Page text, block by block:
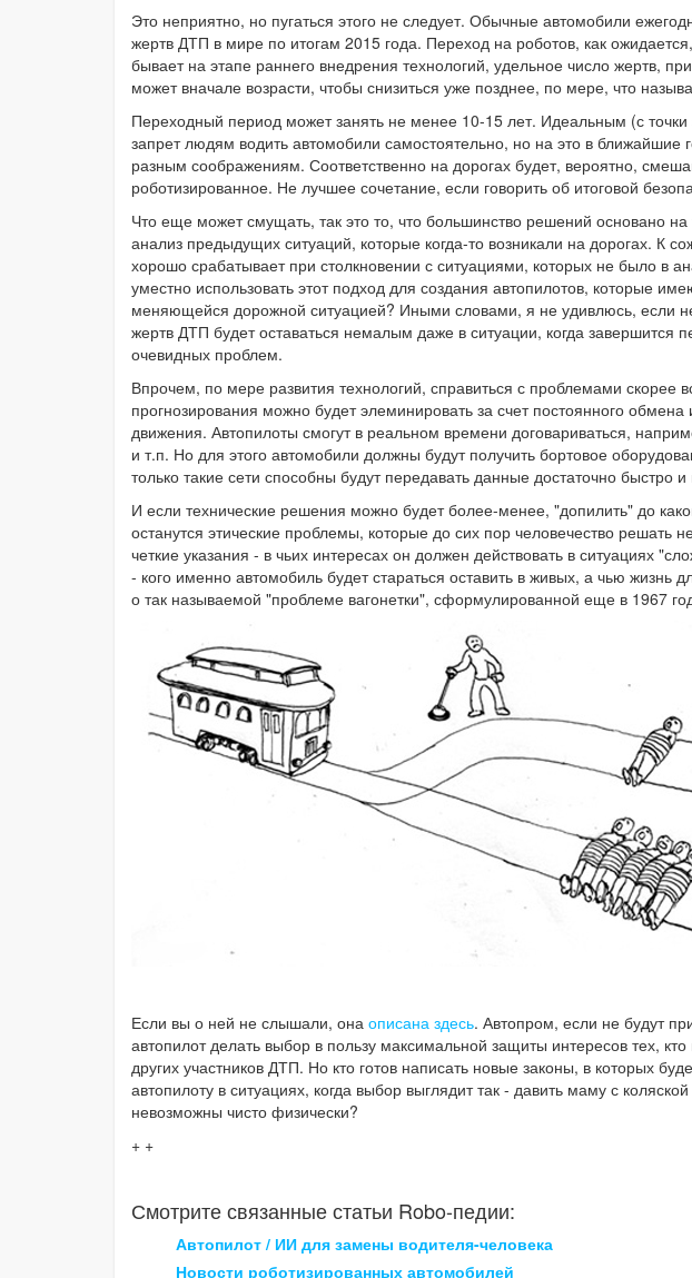
Это неприятно, но пугаться этого не следует. Обычные автомобили
жертв ДТП в мире по итогам 2015 года. Переход на роботов, как
бывает на этапе раннего внедрения технологий, удельное число жертв,
может вначале возрасти, чтобы снизиться уже позднее, по мере, что
Переходный период может занять не менее 10-15 лет. Идеальным (с
запрет людям водить автомобили самостоятельно, но на это в
разным соображениям. Соответственно на дорогах будет, вероятно,
роботизированное. Не лучшее сочетание, если говорить об итоговой
Что еще может смущать, так это то, что большинство решений основано
анализ предыдущих ситуаций, которые когда-то возникали на дорогах. К
хорошо срабатывает при столкновении с ситуациями, которых не было в
уместно использовать этот подход для создания автопилотов, которые
меняющейся дорожной ситуацией? Иными словами, я не удивлюсь, если
жертв ДТП будет оставаться немалым даже в ситуации, когда
очевидных проблем.
Впрочем, по мере развития технологий, справиться с проблемами скорее
прогнозирования можно будет элеминировать за счет постоянного
движения. Автопилоты смогут в реальном времени договариваться,
и т.п. Но для этого автомобили должны будут получить бортовое
только такие сети способны будут передавать данные достаточно быстро
И если технические решения можно будет более-менее, "допилить" до
останутся этические проблемы, которые до сих пор человечество решать
четкие указания - в чьих интересах он должен действовать в ситуациях
- кого именно автомобиль будет стараться оставить в живых, а чью жизнь
о так называемой "проблеме вагонетки", сформулированной еще в 1967
Если вы о ней не слышали, она описана здесь. Автопром, если не будут
автопилот делать выбор в пользу максимальной защиты интересов тех,
других участников ДТП. Но кто готов написать новые законы, в которых
автопилоту в ситуациях, когда выбор выглядит так - давить маму с
невозможны чисто физически?
+ +
Смотрите связанные статьи Robo-педии:
Автопилот / ИИ для замены водителя-человека
Новости роботизированных автомобилей